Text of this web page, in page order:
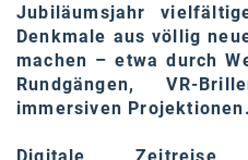
Strategy&
SW Umwelttechnik
TEDAI
Jubiläumsjahr
Denkmale aus völlig
machen – etwa durch
Rundgängen, VR-
immersiven Projektionen.